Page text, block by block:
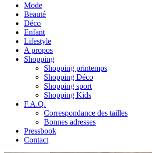
Mode
Beauté
Déco
Enfant
Lifestyle
A propos
Shopping
Shopping printemps
Shopping Déco
Shopping sport
Shopping Kids
F.A.Q.
Correspondance des tailles
Bonnes adresses
Pressbook
Contact